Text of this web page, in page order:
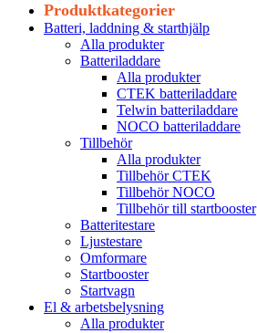
Produktkategorier
Batteri, laddning & starthjälp
Alla produkter
Batteriladdare
Alla produkter
CTEK batteriladdare
Telwin batteriladdare
NOCO batteriladdare
Tillbehör
Alla produkter
Tillbehör CTEK
Tillbehör NOCO
Tillbehör till startbooster
Batteritestare
Ljustestare
Omformare
Startbooster
Startvagn
El & arbetsbelysning
Alla produkter